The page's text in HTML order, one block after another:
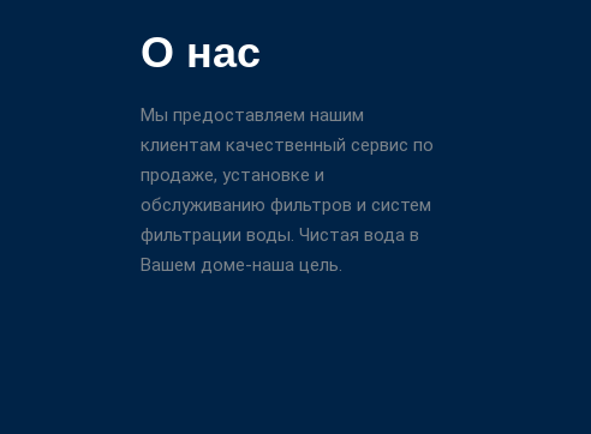
О нас
Мы предоставляем нашим
клиентам качественный сервис по
продаже, установке и
обслуживанию фильтров и систем
фильтрации воды. Чистая вода в
Вашем доме-наша цель.